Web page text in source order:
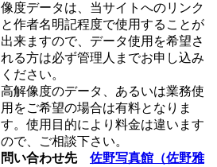
像度データは、当サイトへのリンク
と作者名明記程度で使用することが
出来ますので、データ使用を希望さ
れる方は必ず管理人までお申し込み
ください。
高解像度のデータ、あるいは業務使
用をご希望の場合は有料となりま
す。使用目的により料金は違います
ので、ご相談下さい。
問い合わせ先 佐野写真館（佐野雅